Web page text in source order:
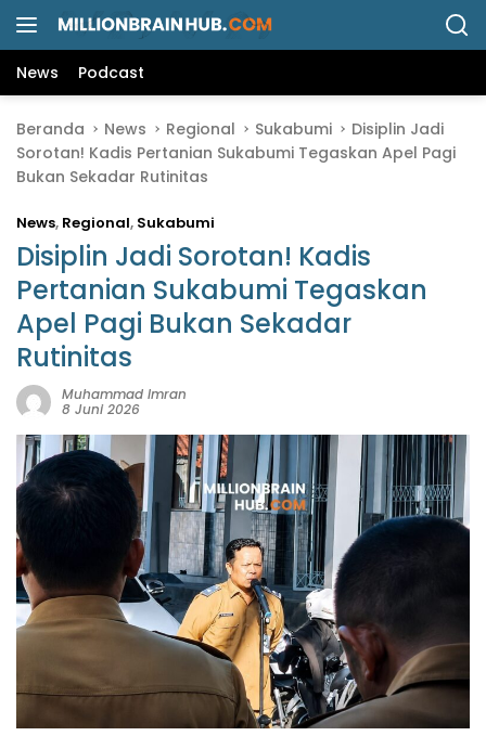
News Podcast
Beranda News Regional Sukabumi
Disiplin Jadi
Sorotan! Kadis Pertanian Sukabumi Tegaskan Apel Pagi
Bukan Sekadar Rutinitas
News, Regional, Sukabumi
Disiplin Jadi Sorotan! Kadis
Pertanian Sukabumi Tegaskan
Apel Pagi Bukan Sekadar
Rutinitas
Muhammad Imran
8 Juni 2026